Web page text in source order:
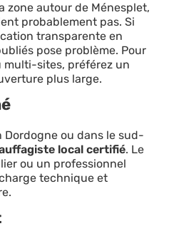
zone autour de Ménesplet,
probablement pas. Si
transparente en
pose problème. Pour
multi-sites, préférez un
plus large.
Dordogne ou dans le sud-
local certifié. Le
ou un professionnel
technique et